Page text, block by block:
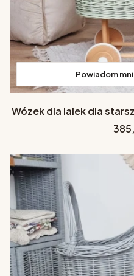
Powiadom
Wózek dla lalek dla